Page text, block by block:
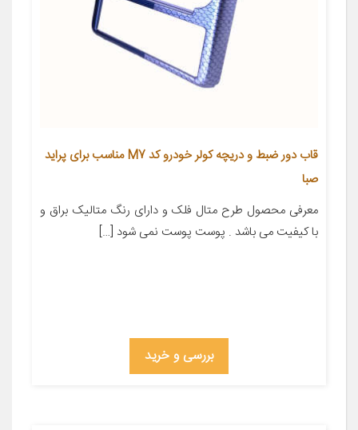
قاب دور ضبط و دریچه کولر خودرو کد M7 مناسب برای پراید
صبا
معرفی محصول طرح متال فلک و دارای رنگ متالیک براق و
با کیفیت می باشد . پوست پوست نمی شود […]
بررسی و خرید